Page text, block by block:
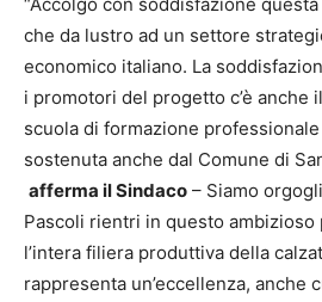
che da lustro ad un settore
economico italiano. La
i promotori del progetto c’è anche
scuola di formazione
sostenuta anche dal Comune di
afferma il Sindaco – Siamo
Pascoli rientri in questo
l’intera filiera produttiva della
rappresenta un’eccellenza, anche